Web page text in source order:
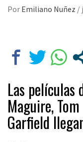
Por Emiliano Nuñez /
Las películas
Maguire,
Garfield